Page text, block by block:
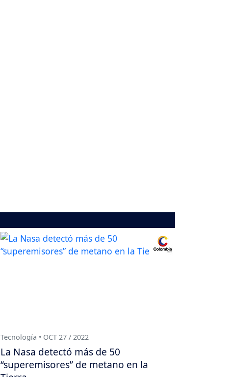
Tecnología • OCT 27 / 2022
La Nasa detectó más de 50
“superemisores” de metano en la